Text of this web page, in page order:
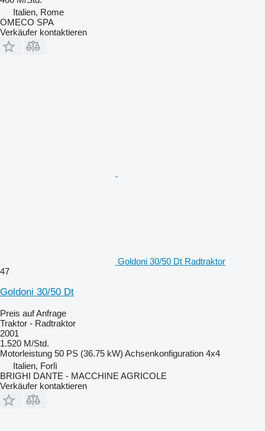
Italien, Rome
OMECO SPA
Verkäufer kontaktieren
Goldoni 30/50 Dt Radtraktor
47
Goldoni 30/50 Dt
Preis auf Anfrage
Traktor - Radtraktor
2001
1.520 M/Std.
Motorleistung 50 PS (36.75 kW) Achsenkonfiguration 4x4
Italien, Forlì
BRIGHI DANTE - MACCHINE AGRICOLE
Verkäufer kontaktieren